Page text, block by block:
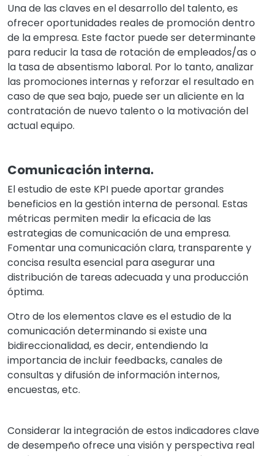
Una de las claves en el desarrollo del talento, es
ofrecer oportunidades reales de promoción dentro
de la empresa. Este factor puede ser determinante
para reducir la tasa de rotación de empleados/as o
la tasa de absentismo laboral. Por lo tanto, analizar
las promociones internas y reforzar el resultado en
caso de que sea bajo, puede ser un aliciente en la
contratación de nuevo talento o la motivación del
actual equipo.
Comunicación interna.
El estudio de este KPI puede aportar grandes
beneficios en la gestión interna de personal. Estas
métricas permiten medir la eficacia de las
estrategias de comunicación de una empresa.
Fomentar una comunicación clara, transparente y
concisa resulta esencial para asegurar una
distribución de tareas adecuada y una producción
óptima.
Otro de los elementos clave es el estudio de la
comunicación determinando si existe una
bidireccionalidad, es decir, entendiendo la
importancia de incluir feedbacks, canales de
consultas y difusión de información internos,
encuestas, etc.
Considerar la integración de estos indicadores clave
de desempeño ofrece una visión y perspectiva real